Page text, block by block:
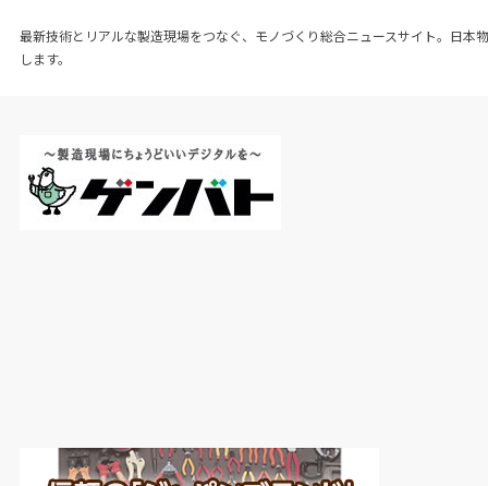
最新技術とリアルな製造現場をつなぐ、モノづくり総合ニュースサイト。日本
します。